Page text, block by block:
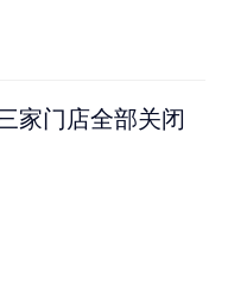
家门店全部关闭